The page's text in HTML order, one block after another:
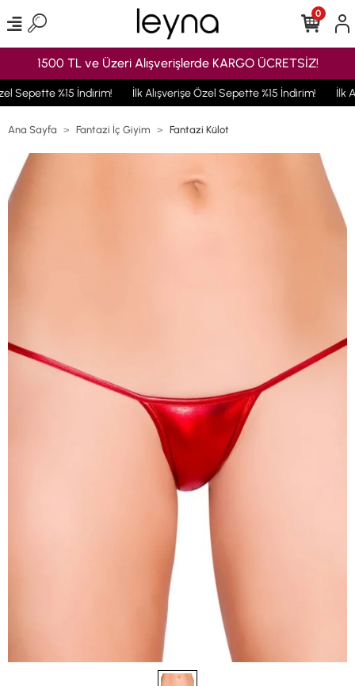
1500 TL ve Üzeri Alışverişlerde KARGO ÜCRETSİZ!
Sepette %15 İndirim! İlk Alışverişe Özel Sepette %15 İndirim! İlk
0
Ana Sayfa Fantazi İç Giyim Fantazi Külot